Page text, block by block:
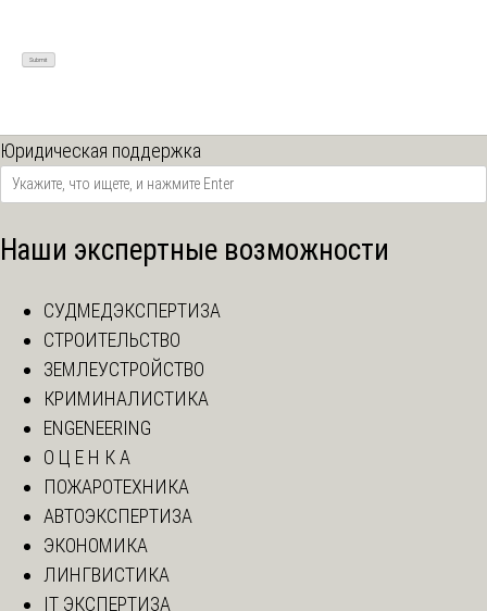
Юридическая поддержка
Наши экспертные возможности
СУДМЕДЭКСПЕРТИЗА
СТРОИТЕЛЬСТВО
ЗЕМЛЕУСТРОЙСТВО
КРИМИНАЛИСТИКА
ENGENEERING
О Ц Е Н К А
ПОЖАРОТЕХНИКА
АВТОЭКСПЕРТИЗА
ЭКОНОМИКА
ЛИНГВИСТИКА
IT ЭКСПЕРТИЗА